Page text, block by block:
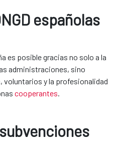
españolas
es posible gracias no solo a la
administraciones, sino
voluntarios y la profesionalidad
cooperantes.